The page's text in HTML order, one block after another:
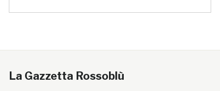
La Gazzetta Rossoblù